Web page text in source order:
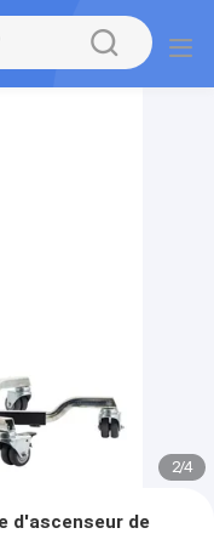
2/4
d'ascenseur de